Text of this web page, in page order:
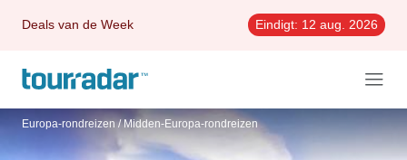
Deals van de Week Eindigt: 12 aug. 2026
Europa-rondreizen / Midden-Europa-rondreizen